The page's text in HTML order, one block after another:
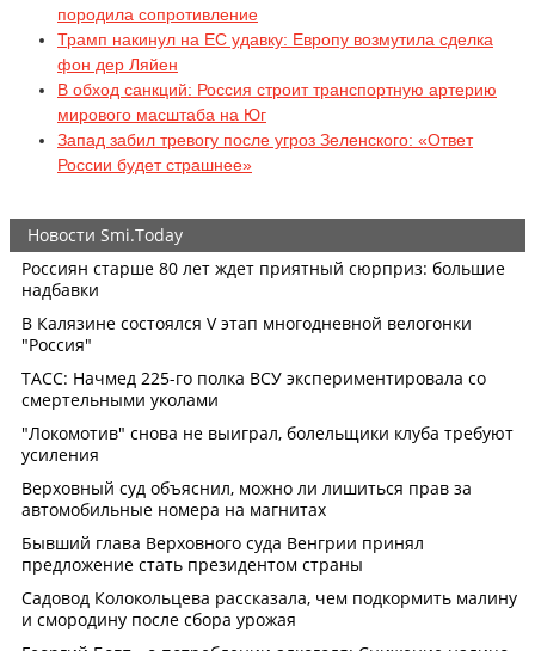
породила сопротивление
Трамп накинул на ЕС удавку: Европу возмутила сделка
фон дер Ляйен
В обход санкций: Россия строит транспортную артерию
мирового масштаба на Юг
Запад забил тревогу после угроз Зеленского: «Ответ
России будет страшнее»